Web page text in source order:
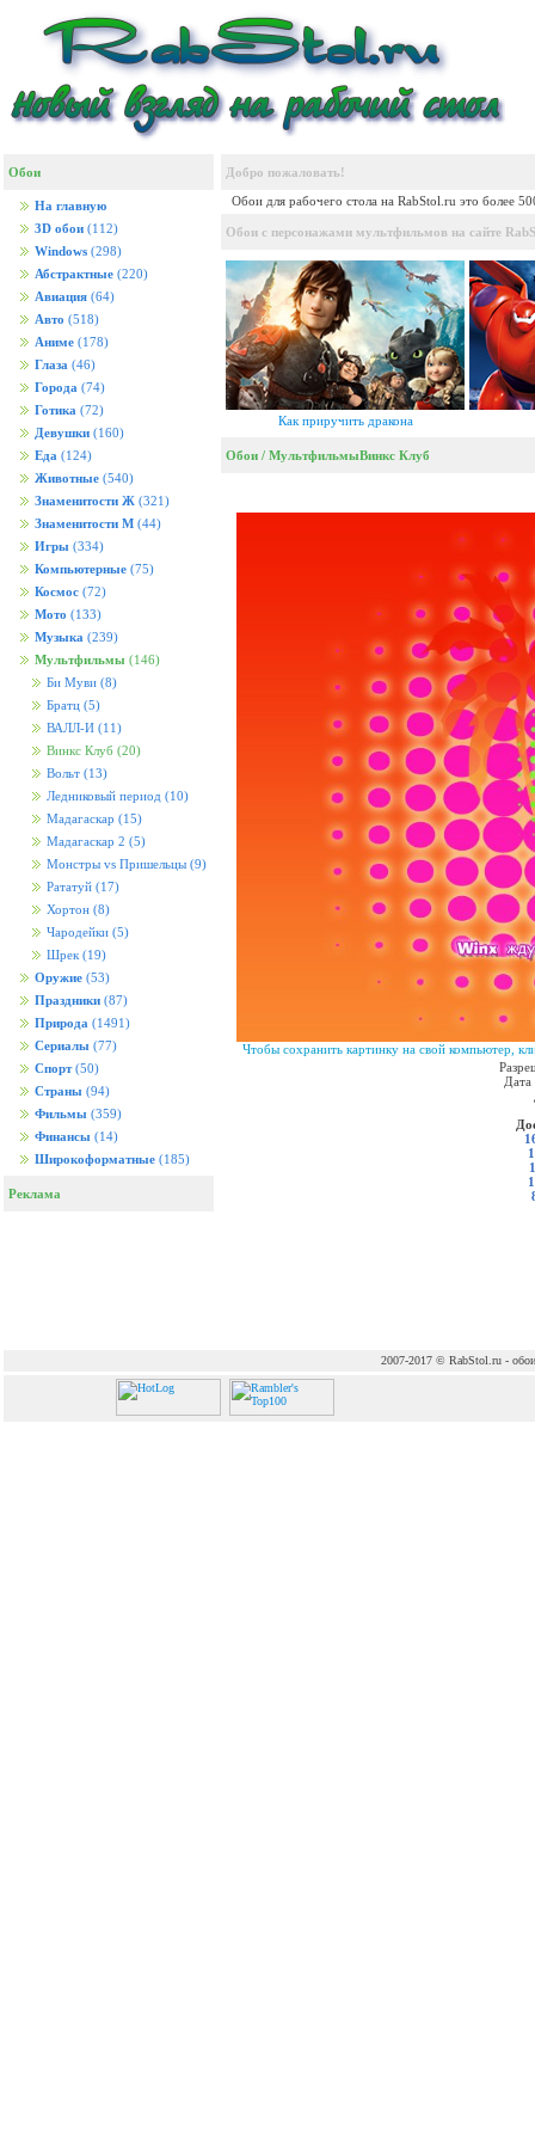
Обои
На главную
3D обои (112)
Windows (298)
Абстрактные (220)
Авиация (64)
Авто (518)
Аниме (178)
Глаза (46)
Города (74)
Готика (72)
Девушки (160)
Еда (124)
Животные (540)
Знаменитости Ж (321)
Знаменитости М (44)
Игры (334)
Компьютерные (75)
Космос (72)
Мото (133)
Музыка (239)
Мультфильмы (146)
Би Муви (8)
Братц (5)
ВАЛЛ-И (11)
Винкс Клуб (20)
Вольт (13)
Ледниковый период (10)
Мадагаскар (15)
Мадагаскар 2 (5)
Монстры vs Пришельцы (9)
Рататуй (17)
Хортон (8)
Чародейки (5)
Шрек (19)
Оружие (53)
Праздники (87)
Природа (1491)
Сериалы (77)
Спорт (50)
Страны (94)
Фильмы (359)
Финансы (14)
Широкоформатные (185)
Реклама
Добро пожаловать!
Обои для рабочего стола на RabStol.ru это более
Обои с персонажами мультфильмов на сайте
Как приручить дракона
Обои / МультфильмыВинкс Клуб
Чтобы сохранить картинку на свой компьютер,
Дата
2007-2017 © RabStol.ru - обои